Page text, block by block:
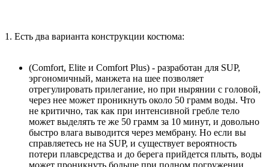
1. Есть два варианта конструкции костюма:
(Comfort, Elite и Comfort Plus) - разработан для SUP,
эргономичный, манжета на шее позволяет
отрегулировать прилегание, но при нырянии с головой,
через нее может проникнуть около 50 грамм воды. Что
не критично, так как при интенсивной гребле тело
может выделять те же 50 грамм за 10 минут, и довольно
быстро влага выводится через мембрану. Но если вы
справляетесь не на SUP, и существует вероятность
потери плавсредства и до берега прийдется плыть, воды
может проникнуть больше при полном погружении